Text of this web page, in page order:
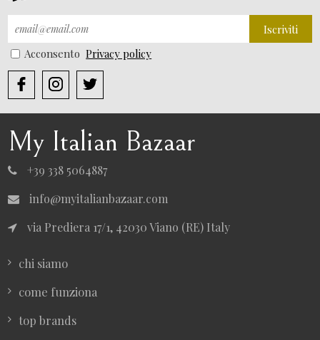
Iscriviti
Acconsento Privacy policy
My Italian Bazaar
+39 338 5064887
info@myitalianbazaar.com
via Prediera 17/1, 42030 Viano (RE) Italy
chi siamo
come funziona
top brands